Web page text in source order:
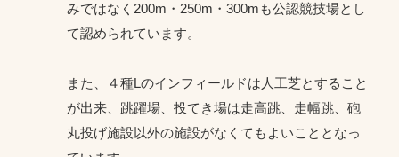
みではなく200m・250m・300mも公認競技場とし
て認められています。
また、４種Lのインフィールドは人工芝とすること
が出来、跳躍場、投てき場は走高跳、走幅跳、砲
丸投げ施設以外の施設がなくてもよいこととなっ